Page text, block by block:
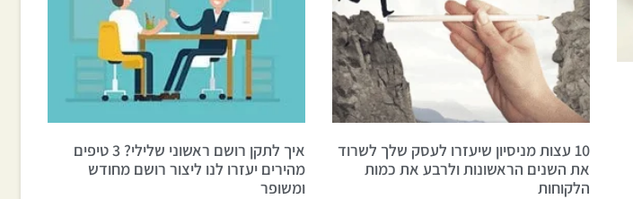
10 עצות מניסיון שיעזרו לעסק שלך לשרוד
את השנים הראשונות ולרבע את כמות
הלקוחות
איך לתקן רושם ראשוני שלילי? 3 טיפים
מהירים יעזרו לנו ליצור רושם מחודש
ומשופר